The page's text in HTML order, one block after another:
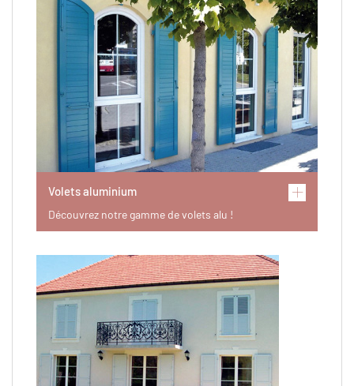
Volets aluminium
Découvrez notre gamme de volets alu !